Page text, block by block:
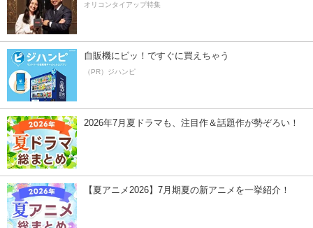
オリコンタイアップ特集
自販機にピッ！ですぐに買えちゃう
（PR）ジハンピ
2026年7月夏ドラマも、注目作＆話題作が勢ぞろい！
【夏アニメ2026】7月期夏の新アニメを一挙紹介！